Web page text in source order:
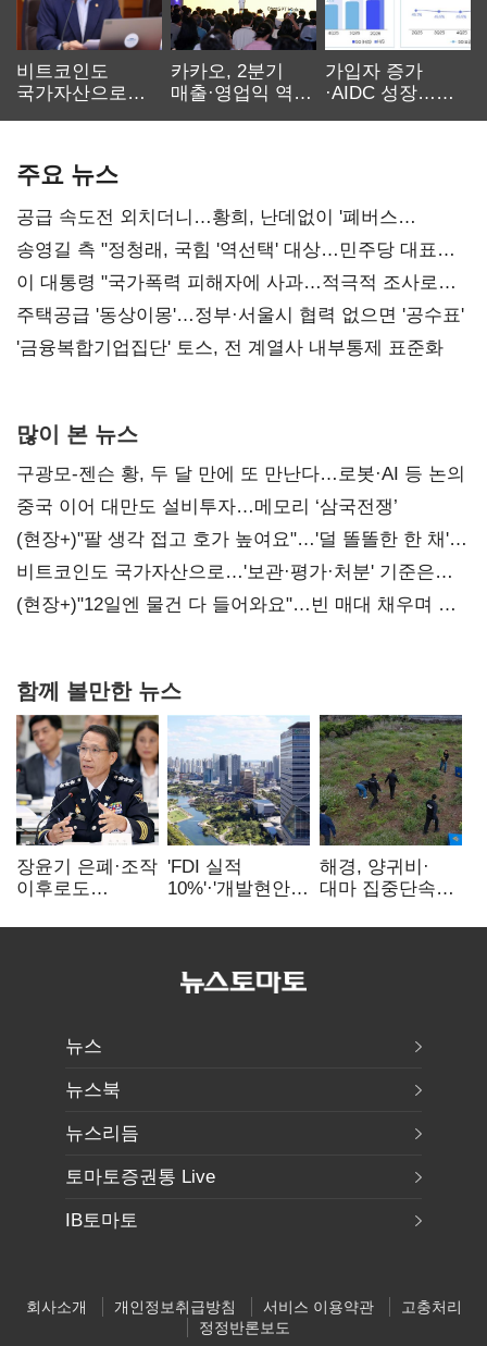
비트코인도
국가자산으로…'
카카오, 2분기
매출·영업익 역대
가입자 증가
·AIDC 성장…
주요 뉴스
공급 속도전 외치더니…황희, 난데없이 '폐버스
리모델링' 제안
송영길 측 "정청래, 국힘 '역선택' 대상…민주당 대표로
총선 지휘 못해"
이 대통령 "국가폭력 피해자에 사과…적극적 조사로
진실 밝혀야"
주택공급 '동상이몽'…정부·서울시 협력 없으면 '공수표'
'금융복합기업집단' 토스, 전 계열사 내부통제 표준화
많이 본 뉴스
구광모-젠슨 황, 두 달 만에 또 만난다…로봇·AI 등 논의
중국 이어 대만도 설비투자…메모리 ‘삼국전쟁’
(현장+)"팔 생각 접고 호가 높여요"…'덜 똘똘한 한 채'
20억 키맞추기
비트코인도 국가자산으로…'보관·평가·처분' 기준은
숙제
(현장+)"12일엔 물건 다 들어와요"…빈 매대 채우며 문
함께 볼만한 뉴스
장윤기 은폐·조작
이후로도
내부비위…경찰
'FDI 실적
10%'·'개발현안
인천경제청장
해경, 양귀비·
대마 집중단속…
249명 검거
뉴스
뉴스북
뉴스리듬
토마토증권통 Live
IB토마토
회사소개 개인정보취급방침 서비스 이용약관
고충처리
정정반론보도